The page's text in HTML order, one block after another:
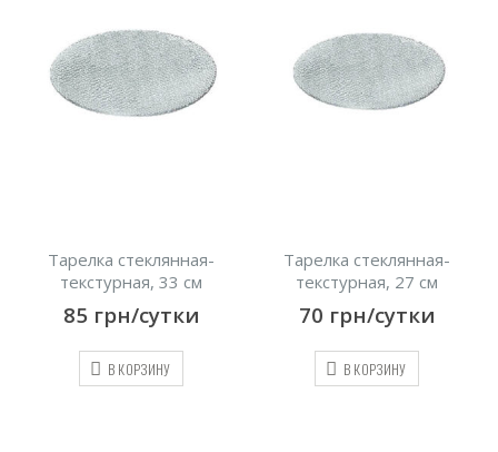
Тарелка стеклянная-
текстурная, 33 см
85 грн/сутки
В КОРЗИНУ
Тарелка стеклянная-
текстурная, 27 см
70 грн/сутки
В КОРЗИНУ